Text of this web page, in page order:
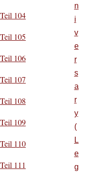
Teil 104
Teil 105
Teil 106
Teil 107
Teil 108
Teil 109
Teil 110
Teil 111
n
i
v
e
r
s
a
r
y
(
L
e
g